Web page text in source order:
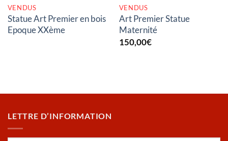
VENDUS
Statue Art Premier en bois
Epoque XXème
VENDUS
Art Premier Statue
Maternité
150,00€
LETTRE D’INFORMATION